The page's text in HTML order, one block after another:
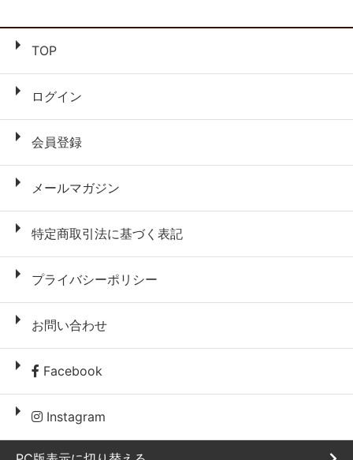
TOP
ログイン
会員登録
メールマガジン
特定商取引法に基づく表記
プライバシーポリシー
お問い合わせ
Facebook
Instagram